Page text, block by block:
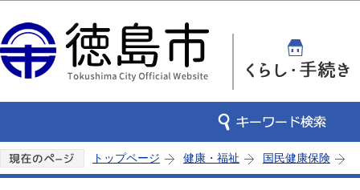
トップページ 健康・福祉 国民健康保険